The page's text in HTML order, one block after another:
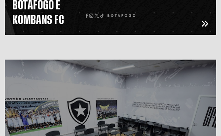
BOTAFOGO E
KOMBANS FC